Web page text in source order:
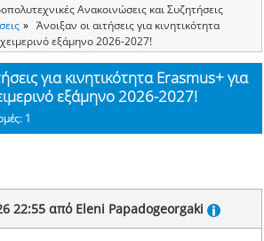
Ανακοινώσεις και Συζητήσεις
Άνοιξαν οι αιτήσεις για κινητικότητα
εξάμηνο 2026-2027!
για κινητικότητα Erasmus+ για
εξάμηνο 2026-2027!
1
22:55 από Eleni Papadogeorgaki